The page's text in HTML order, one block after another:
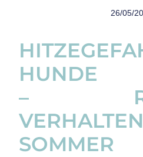
26/05/
HUNDE
–
SOMMER